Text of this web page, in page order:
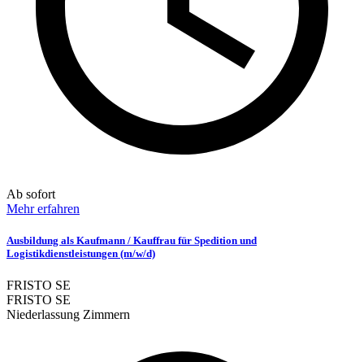
Ab sofort
Mehr erfahren
Ausbildung als Kaufmann / Kauffrau für Spedition und
Logistikdienstleistungen (m/w/d)
FRISTO SE
FRISTO SE
Niederlassung Zimmern